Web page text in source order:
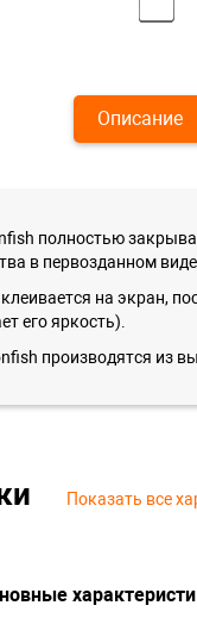
Описание
полностью
в первозданном виде.
на экран,
его яркость).
производятся из
Показать все